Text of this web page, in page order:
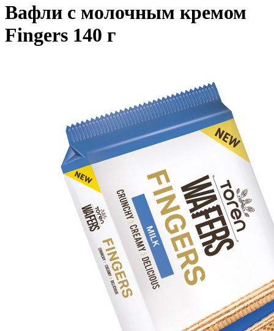
Вафли с молочным кремом
Fingers 140 г